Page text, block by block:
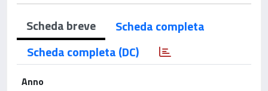
Scheda breve
Scheda completa
Scheda completa (DC)
Anno